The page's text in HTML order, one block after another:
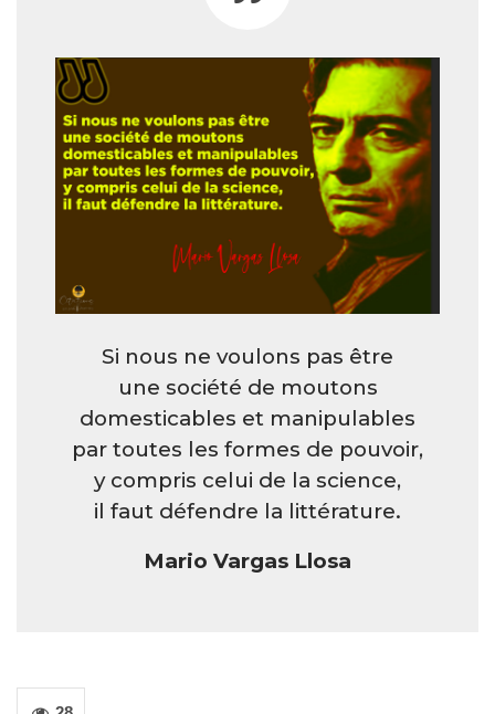
Si nous ne voulons pas être
une société de moutons
domesticables et manipulables
par toutes les formes de pouvoir,
y compris celui de la science,
il faut défendre la littérature.
Mario Vargas Llosa